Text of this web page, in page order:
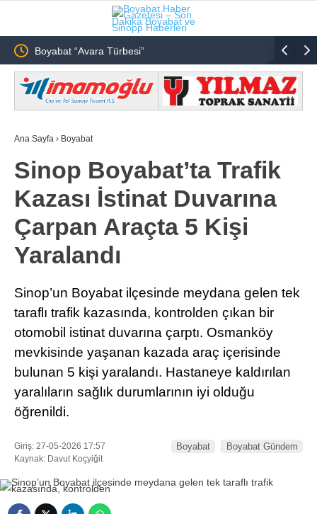
Boyabat “Avara Türbesi” Boyabat
Ana Sayfa › Boyabat
Sinop Boyabat’ta Trafik
Kazası İstinat Duvarına
Çarpan Araçta 5 Kişi
Yaralandı
Sinop’un Boyabat ilçesinde meydana gelen tek
taraflı trafik kazasında, kontrolden çıkan bir
otomobil istinat duvarına çarptı. Osmanköy
mevkisinde yaşanan kazada araç içerisinde
bulunan 5 kişi yaralandı. Hastaneye kaldırılan
yaralıların sağlık durumlarının iyi olduğu
öğrenildi.
Giriş: 27-05-2026 17:57
Kaynak: Davut Koçyiğit
Boyabat Boyabat Gündem